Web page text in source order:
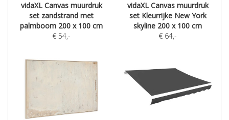
vidaXL Canvas muurdruk
set zandstrand met
palmboom 200 x 100 cm
€ 54,-
vidaXL Canvas muurdruk
set Kleurrijke New York
skyline 200 x 100 cm
€ 64,-